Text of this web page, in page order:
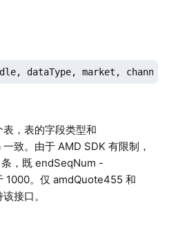
dataType, market,
，表的字段类型和
致。由于 AMD SDK 有限制，
，既 endSeqNum -
1000。仅 amdQuote455 和
接口。